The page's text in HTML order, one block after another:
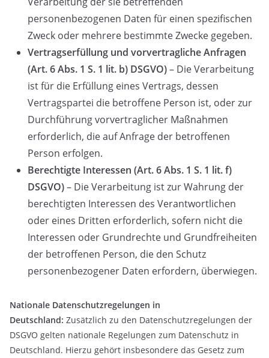
personenbezogenen Daten für einen spezifischen
Zweck oder mehrere bestimmte Zwecke gegeben.
Vertragserfüllung und vorvertragliche Anfragen
(Art. 6 Abs. 1 S. 1 lit. b) DSGVO)– Die Verarbeitung
ist für die Erfüllung eines Vertrags, dessen
Vertragspartei die betroffene Person ist, oder zur
Durchführung vorvertraglicher Maßnahmen
erforderlich, die auf Anfrage der betroffenen
Person erfolgen.
Berechtigte Interessen (Art. 6 Abs. 1 S. 1 lit. f)
DSGVO)– Die Verarbeitung ist zur Wahrung der
berechtigten Interessen des Verantwortlichen
oder eines Dritten erforderlich, sofern nicht die
Interessen oder Grundrechte und Grundfreiheiten
der betroffenen Person, die den Schutz
personenbezogener Daten erfordern, überwiegen.
Nationale Datenschutzregelungen in
Deutschland: Zusätzlich zu den Datenschutzregelungen der
DSGVO gelten nationale Regelungen zum Datenschutz in
Deutschland. Hierzu gehört insbesondere das Gesetz zum